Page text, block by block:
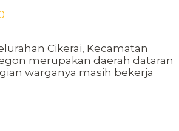
Cikerai, Kecamatan
merupakan daerah dataran
warganya masih bekerja